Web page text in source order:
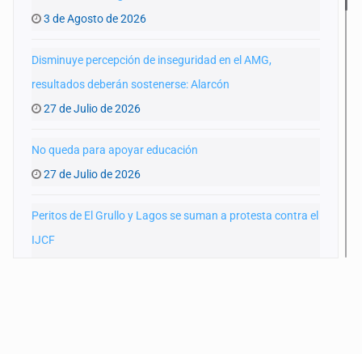
3 de Agosto de 2026
Disminuye percepción de inseguridad en el AMG,
resultados deberán sostenerse: Alarcón
27 de Julio de 2026
No queda para apoyar educación
27 de Julio de 2026
Peritos de El Grullo y Lagos se suman a protesta contra el
IJCF